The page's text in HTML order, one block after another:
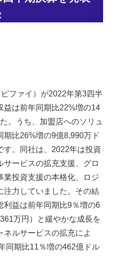
ファイ）が2022年第3四半
益は前年同期比22%増の14
。うち、加盟店へのソリュ
期比26%増の9億8,990万ド
す。同社は、2022年は投資
ービスの拡充支援、グロ
業投資支援の本格化、ロジ
注力していました。その結
利益は前年同期比9％増の6
万円）と緩やかな成長を
ルサービスの拡充によ
同期比11％増の462億ドル